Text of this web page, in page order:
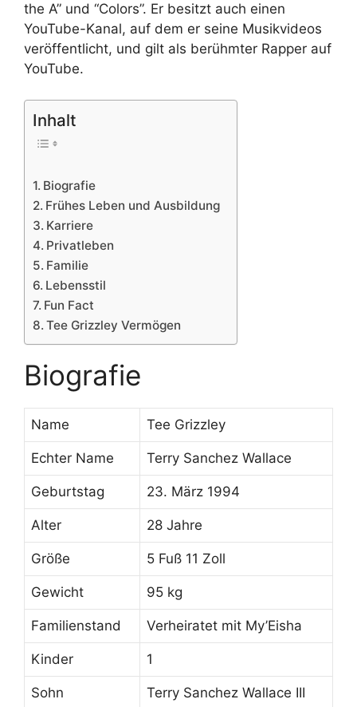
the A” und “Colors”. Er besitzt auch einen
YouTube-Kanal, auf dem er seine Musikvideos
veröffentlicht, und gilt als berühmter Rapper auf
YouTube.
Inhalt
Biografie
Frühes Leben und Ausbildung
Karriere
Privatleben
Familie
Lebensstil
Fun Fact
Tee Grizzley Vermögen
Biografie
Name Tee Grizzley
Echter Name Terry Sanchez Wallace
Geburtstag 23. März 1994
Alter 28 Jahre
Größe 5 Fuß 11 Zoll
Gewicht 95 kg
Familienstand Verheiratet mit My’Eisha
Kinder 1
Sohn Terry Sanchez Wallace III